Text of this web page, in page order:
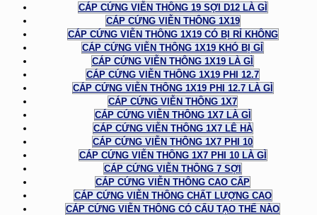
CÁP CỨNG VIỄN THÔNG 19 SỢI D12 LÀ GÌ
CÁP CỨNG VIỄN THÔNG 1X19
CÁP CỨNG VIỄN THÔNG 1X19 CÓ BỊ RỈ KHÔNG
CÁP CỨNG VIỄN THÔNG 1X19 KHÓ BỊ GỈ
CÁP CỨNG VIỄN THÔNG 1X19 LÀ GÌ
CÁP CỨNG VIỄN THÔNG 1X19 PHI 12.7
CÁP CỨNG VIỄN THÔNG 1X19 PHI 12.7 LÀ GÌ
CÁP CỨNG VIỄN THÔNG 1X7
CÁP CỨNG VIỄN THÔNG 1X7 LÀ GÌ
CÁP CỨNG VIỄN THÔNG 1X7 LÊ HÀ
CÁP CỨNG VIỄN THÔNG 1X7 PHI 10
CÁP CỨNG VIỄN THÔNG 1X7 PHI 10 LÀ GÌ
CÁP CỨNG VIỄN THÔNG 7 SỢI
CÁP CỨNG VIỄN THÔNG CAO CẤP
CÁP CỨNG VIỄN THÔNG CHẤT LƯỢNG CAO
CÁP CỨNG VIỄN THÔNG CÓ CẤU TẠO THẾ NÀO